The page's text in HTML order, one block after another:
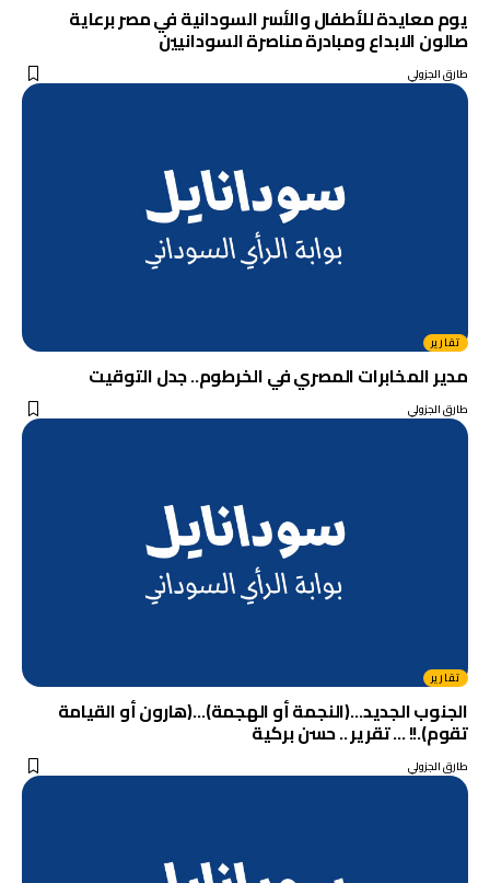
يوم معايدة للأطفال والأسر السودانية في مصر برعاية
صالون الابداع ومبادرة مناصرة السودانيين
طارق الجزولي
تقارير
مدير المخابرات المصري في الخرطوم.. جدل التوقيت
طارق الجزولي
تقارير
الجنوب الجديد…(النجمة أو الهجمة)…(هارون أو القيامة
تقوم).!! … تقرير .. حسن بركية
طارق الجزولي